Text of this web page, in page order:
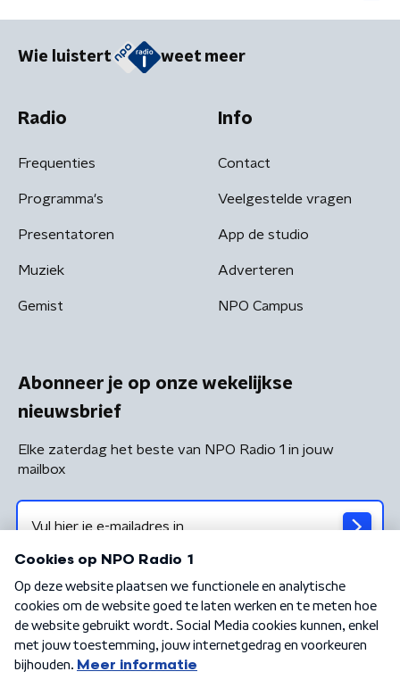
Wie luistert weet meer
Radio
Frequenties
Programma's
Presentatoren
Muziek
Gemist
Info
Contact
Veelgestelde vragen
App de studio
Adverteren
NPO Campus
Abonneer je op onze wekelijkse
nieuwsbrief
Elke zaterdag het beste van NPO Radio 1 in jouw
mailbox
Algemene voorwaarden Privacybeleid